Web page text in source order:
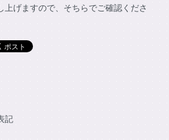
上げますので、そちらでご確認くださ
記